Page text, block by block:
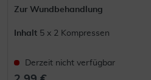
Zur Wundbehandlung
Inhalt 5 x 2 Kompressen
Derzeit nicht verfügbar